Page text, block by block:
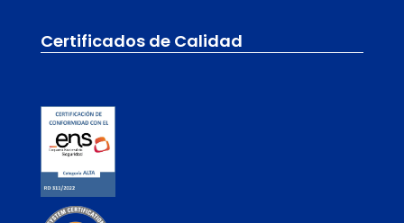
Certificados de Calidad